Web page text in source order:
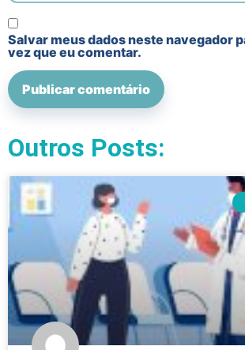
Salvar meus dados neste navegador
vez que eu comentar.
Outros Posts: